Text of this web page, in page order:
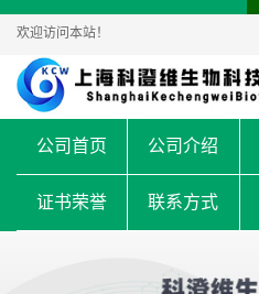
欢迎访问本站！
公司首页 公司介绍
证书荣誉 联系方式